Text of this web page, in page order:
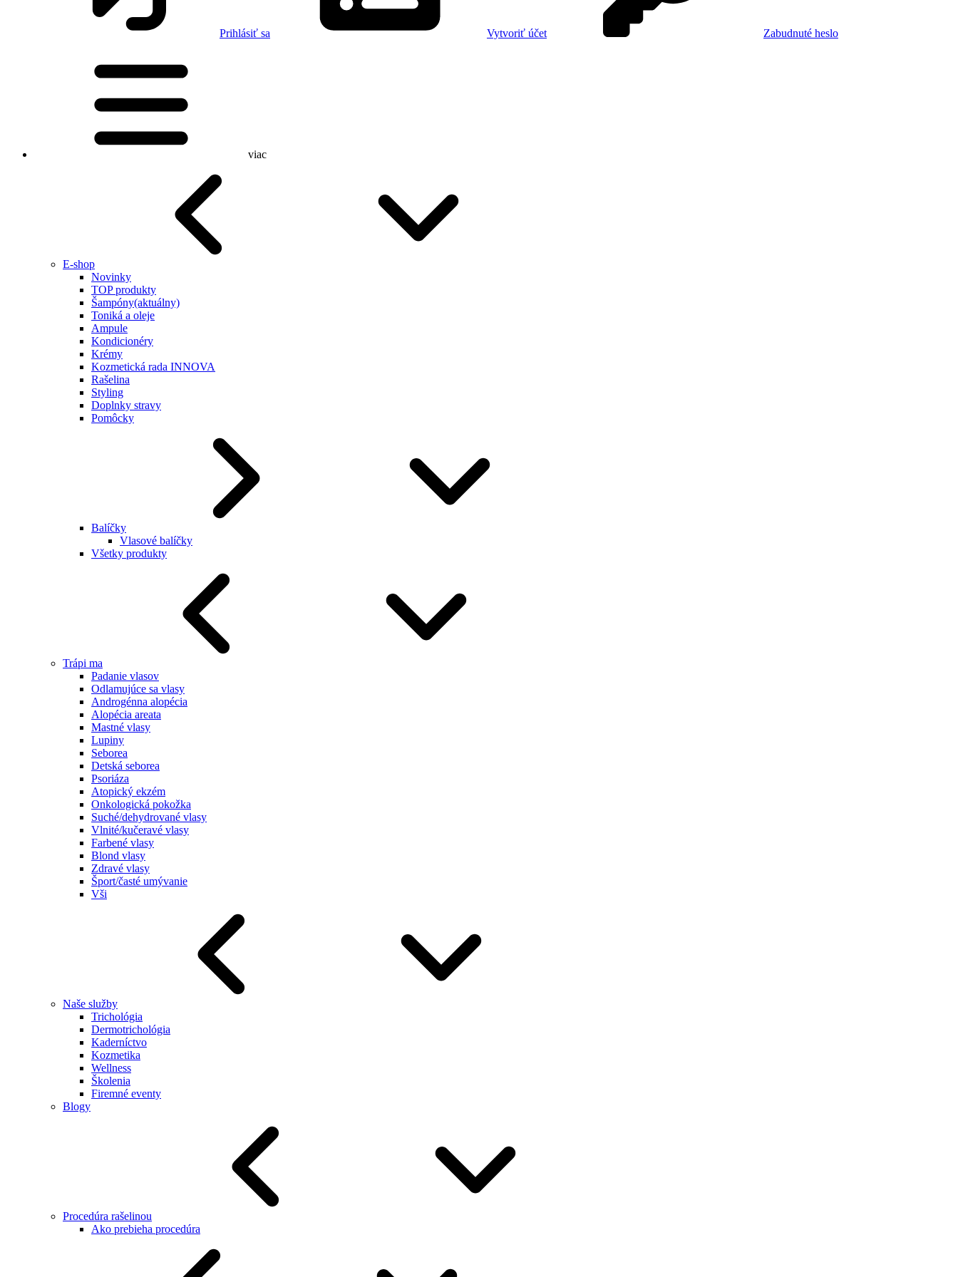
Prihlásiť sa Vytvoriť účet Zabudnuté heslo
viac
E-shop
Novinky
TOP produkty
Šampóny(aktuálny)
Toniká a oleje
Ampule
Kondicionéry
Krémy
Kozmetická rada INNOVA
Rašelina
Styling
Doplnky stravy
Pomôcky
Balíčky
Vlasové balíčky
Všetky produkty
Trápi ma
Padanie vlasov
Odlamujúce sa vlasy
Androgénna alopécia
Alopécia areata
Mastné vlasy
Lupiny
Seborea
Detská seborea
Psoriáza
Atopický ekzém
Onkologická pokožka
Suché/dehydrované vlasy
Vlnité/kučeravé vlasy
Farbené vlasy
Blond vlasy
Zdravé vlasy
Šport/časté umývanie
Vši
Naše služby
Trichológia
Dermotrichológia
Kaderníctvo
Kozmetika
Wellness
Školenia
Firemné eventy
Blogy
Procedúra rašelinou
Ako prebieha procedúra